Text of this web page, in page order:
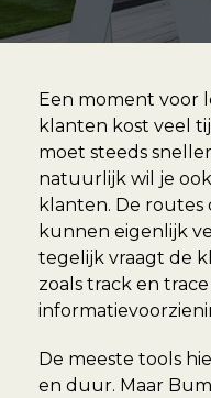
Een moment voor
klanten kost veel
moet steeds
natuurlijk wil je
klanten. De routes
kunnen eigenlijk
tegelijk vraagt de
zoals track en
De meeste tools
en duur. Maar